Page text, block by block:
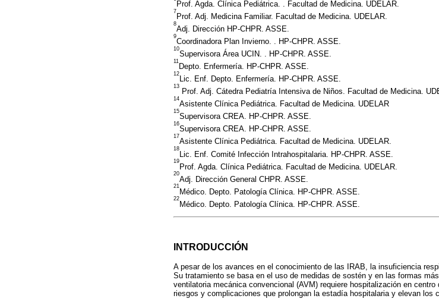
Prof. Agda. Clínica Pediátrica. . Facultad de Medicina. UDELAR.
7
Prof. Adj. Medicina Familiar. Facultad de Medicina. UDELAR.
8
Adj. Dirección HP-CHPR. ASSE.
9
Coordinadora Plan Invierno. . HP-CHPR. ASSE.
10
Supervisora Área UCIN. . HP-CHPR. ASSE.
11
Depto. Enfermería. HP-CHPR. ASSE.
12
Lic. Enf. Depto. Enfermería. HP-CHPR. ASSE.
13
Prof. Adj. Cátedra Pediatría Intensiva de Niños. Facultad de Medicina.
14
Asistente Clínica Pediátrica. Facultad de Medicina. UDELAR
15
Supervisora CREA. HP-CHPR. ASSE.
16
Supervisora CREA. HP-CHPR. ASSE.
17
Asistente Clínica Pediátrica. Facultad de Medicina. UDELAR.
18
Lic. Enf. Comité Infección Intrahospitalaria. HP-CHPR. ASSE.
19
Prof. Agda. Clínica Pediátrica. Facultad de Medicina. UDELAR.
20
Adj. Dirección General CHPR. ASSE.
21
Médico. Depto. Patología Clínica. HP-CHPR. ASSE.
22
Médico. Depto. Patología Clínica. HP-CHPR. ASSE.
INTRODUCCIÓN
A pesar de los avances en el conocimiento de las IRAB, la insuficiencia
Su tratamiento se basa en el uso de medidas de sostén y en las formas
ventilatoria mecánica convencional (AVM) requiere hospitalización en
riesgos y complicaciones que prolongan la estadía hospitalaria y elevan los